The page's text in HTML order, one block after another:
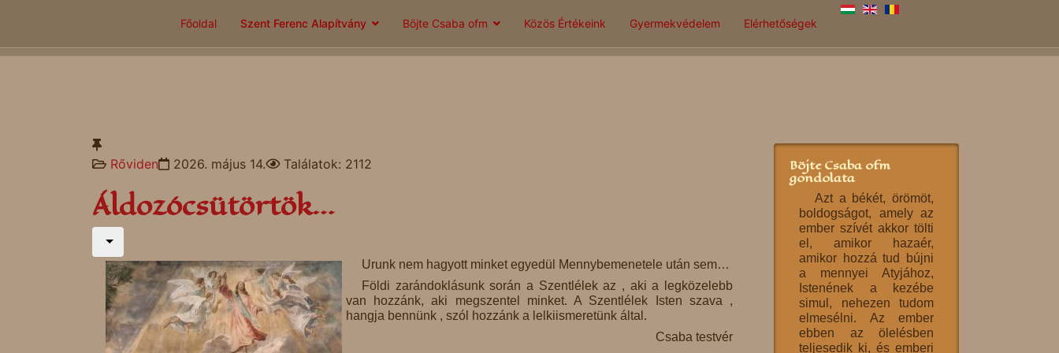
Főoldal Szent Ferenc Alapítvány Böjte Csaba ofm Közös Értékeink Gyermekvédelem Elérhetőségek
Rőviden 2026. május 14. Találatok: 2112
Áldozócsütörtök…
Urunk nem hagyott minket egyedül Mennybemenetele után sem…
Földi zarándoklásunk során a Szentlélek az , aki a legközelebb
van hozzánk, aki megszentel minket. A Szentlélek Isten szava ,
hangja bennünk , szól hozzánk a lelkiismeretünk által.
Csaba testvér
Böjte Csaba ofm
gondolata
Azt a békét, örömöt,
boldogságot, amely az
ember szívét akkor tölti
el, amikor hazaér,
amikor hozzá tud bújni
a mennyei Atyjához,
Istenének a kezébe
simul, nehezen tudom
elmesélni. Az ember
ebben az ölelésben
teljesedik ki, és emberi